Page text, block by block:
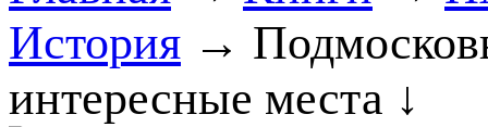
История →
интересные места ↓